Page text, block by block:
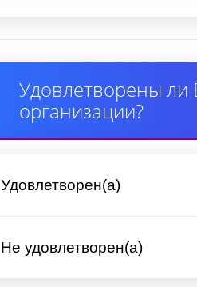
Удовлетворены ли
организации?
Удовлетворен(а)
Не удовлетворен(а)